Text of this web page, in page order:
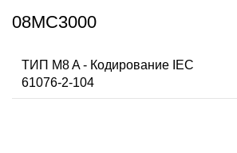
08MC3000
ТИП M8 A - Кодирование IEC
61076-2-104